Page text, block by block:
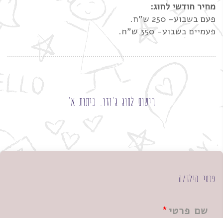
מחיר חודשי לחוג:
פעם בשבוע- 250 ש"ח.
פעמיים בשבוע- 350 ש"ח.
רישום לחוג ג'ודו. כיתות א'
פרטי הילד/ה
שם פרטי